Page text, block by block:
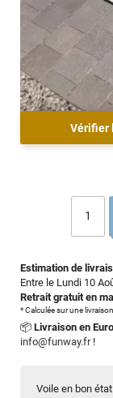
Voile en bon
Vérifier
Estimation de
Entre le Lundi 10
Retrait gratuit en
* Calculée sur une
📦 Livraison en
info@funway.fr!